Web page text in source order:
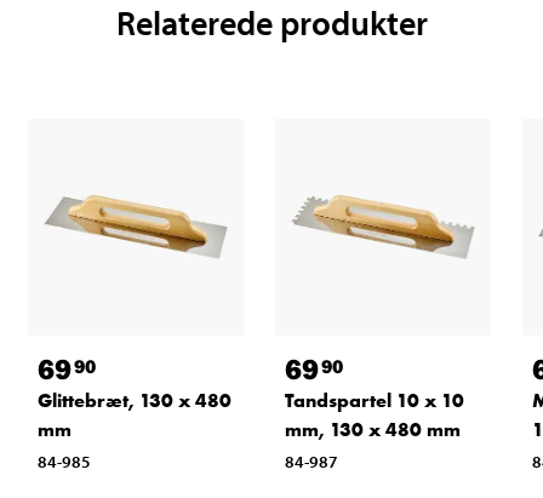
Relaterede produkter
6990
Glittebræt, 130 x 480
mm
84-985
6990
Tandspartel 10 x 10
mm, 130 x 480 mm
84-987